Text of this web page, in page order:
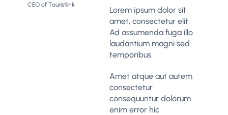
CEO of Touristlink
Lorem ipsum dolor sit
amet, consectetur elit.
Ad assumenda fuga illo
laudantium magni sed
temporibus.
Amet atque aut autem
consectetur
consequuntur dolorum
enim error hic